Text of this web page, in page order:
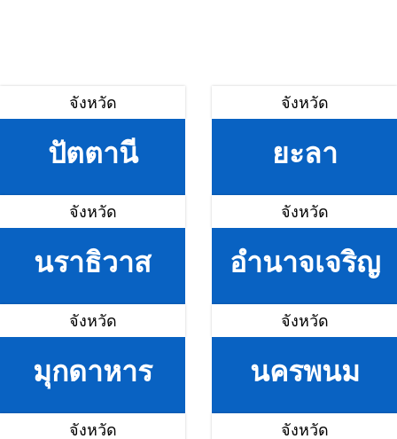
จังหวัด
ปัตตานี
จังหวัด
ยะลา
จังหวัด
นราธิวาส
จังหวัด
อำนาจเจริญ
จังหวัด
มุกดาหาร
จังหวัด
นครพนม
จังหวัด จังหวัด